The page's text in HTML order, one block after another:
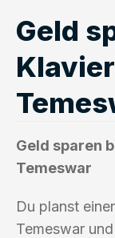
Geld
Geld sparen
Temeswar
Du planst
Temeswar